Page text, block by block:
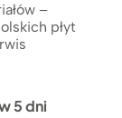
–
płyt
5 dni